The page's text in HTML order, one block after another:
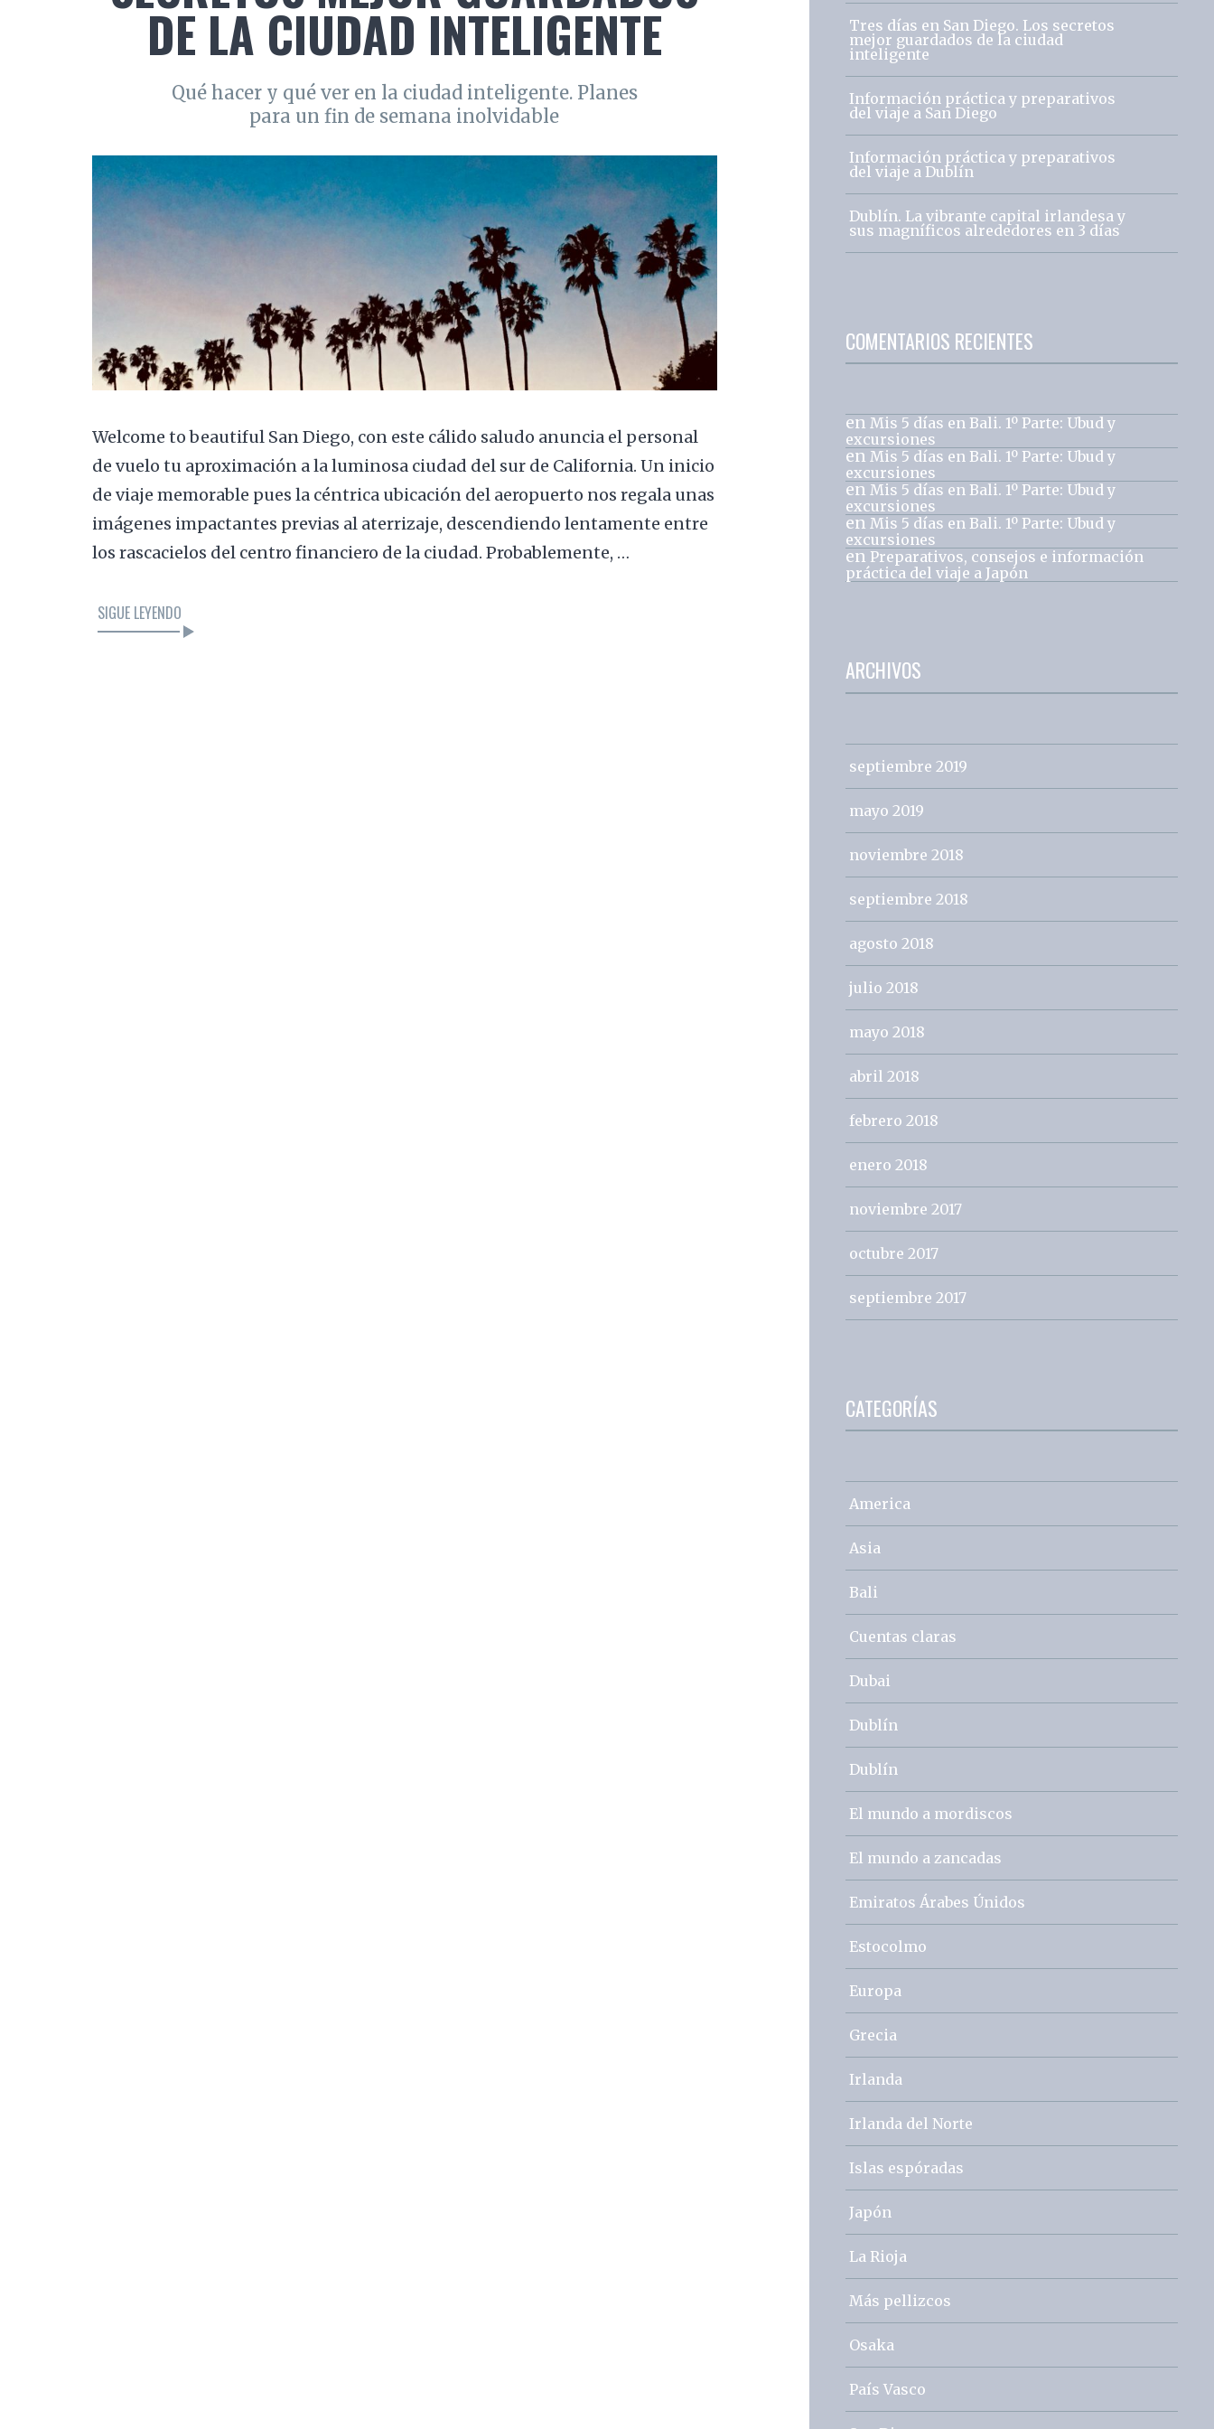
DE LA CIUDAD INTELIGENTE
Qué hacer y qué ver en la ciudad inteligente. Planes
para un fin de semana inolvidable
Welcome to beautiful San Diego, con este cálido saludo anuncia el personal
de vuelo tu aproximación a la luminosa ciudad del sur de California. Un inicio
de viaje memorable pues la céntrica ubicación del aeropuerto nos regala unas
imágenes impactantes previas al aterrizaje, descendiendo lentamente entre
los rascacielos del centro financiero de la ciudad. Probablemente, …
SIGUE LEYENDO
Tres días en San Diego. Los secretos
mejor guardados de la ciudad
inteligente
Información práctica y preparativos
del viaje a San Diego
Información práctica y preparativos
del viaje a Dublín
Dublín. La vibrante capital irlandesa y
sus magníficos alrededores en 3 días
COMENTARIOS RECIENTES
en Mis 5 días en Bali. 1º Parte: Ubud y
excursiones
en Mis 5 días en Bali. 1º Parte: Ubud y
excursiones
en Mis 5 días en Bali. 1º Parte: Ubud y
excursiones
en Mis 5 días en Bali. 1º Parte: Ubud y
excursiones
en Preparativos, consejos e información
práctica del viaje a Japón
ARCHIVOS
septiembre 2019
mayo 2019
noviembre 2018
septiembre 2018
agosto 2018
julio 2018
mayo 2018
abril 2018
febrero 2018
enero 2018
noviembre 2017
octubre 2017
septiembre 2017
CATEGORÍAS
America
Asia
Bali
Cuentas claras
Dubai
Dublín
Dublín
El mundo a mordiscos
El mundo a zancadas
Emiratos Árabes Únidos
Estocolmo
Europa
Grecia
Irlanda
Irlanda del Norte
Islas espóradas
Japón
La Rioja
Más pellizcos
Osaka
País Vasco